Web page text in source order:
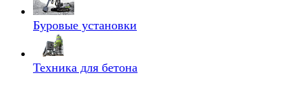
Буровые установки
Техника для бетона